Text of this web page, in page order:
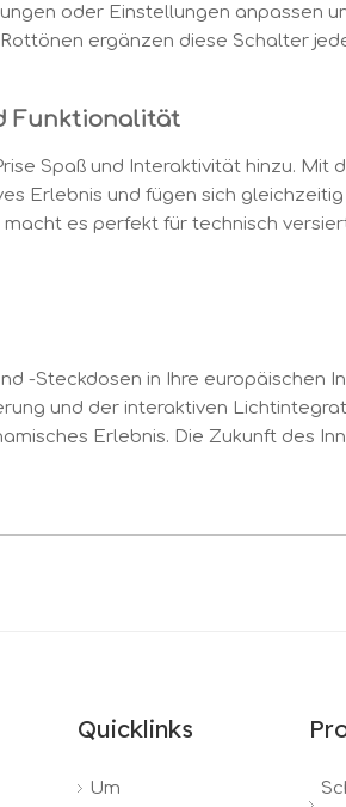
oder Einstellungen anpassen
ergänzen diese Schalter
Funktionalität
Spaß und Interaktivität hinzu.
Erlebnis und fügen sich
es perfekt für technisch
-Steckdosen in Ihre
und der interaktiven
Erlebnis. Die Zukunft des
Quicklinks
Um